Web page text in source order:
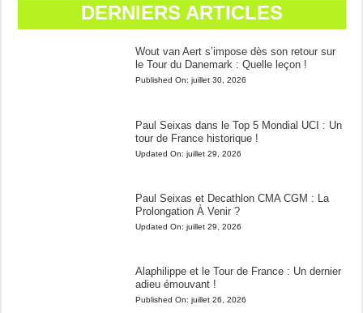
DERNIERS ARTICLES
Wout van Aert s’impose dès son retour sur
le Tour du Danemark : Quelle leçon !
Published On: juillet 30, 2026
Paul Seixas dans le Top 5 Mondial UCI : Un
tour de France historique !
Updated On: juillet 29, 2026
Paul Seixas et Decathlon CMA CGM : La
Prolongation À Venir ?
Updated On: juillet 29, 2026
Alaphilippe et le Tour de France : Un dernier
adieu émouvant !
Published On: juillet 26, 2026